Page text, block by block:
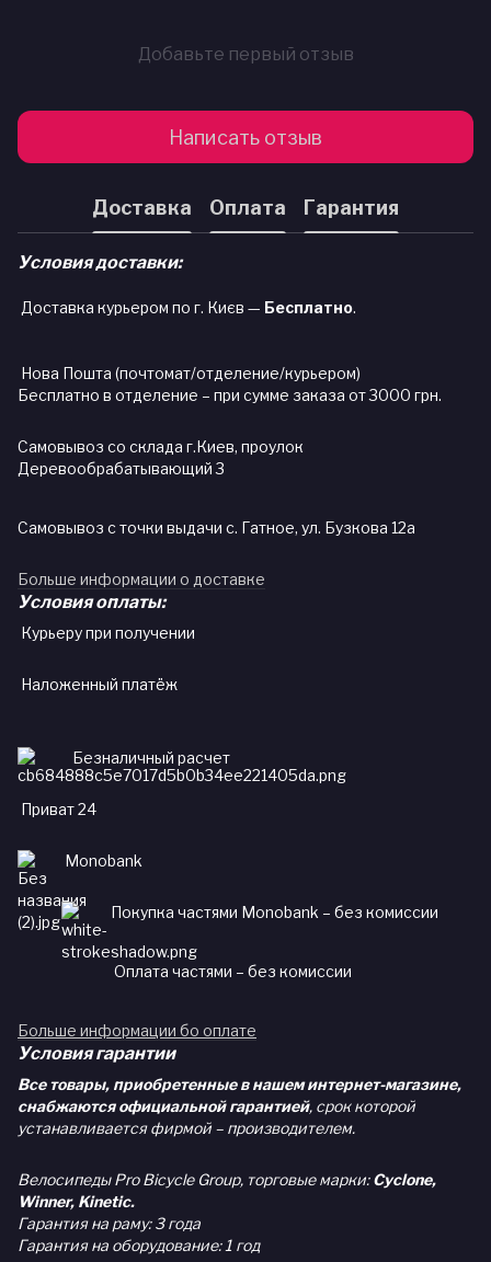
Добавьте первый отзыв
Написать отзыв
Доставка Оплата Гарантия
Условия доставки:
Доставка курьером по г. Києв — Бесплатно.
Нова Пошта (почтомат/отделение/курьером)
Бесплатно в отделение – при сумме заказа от 3000 грн.
Самовывоз со склада г.Киев, проулок
Деревообрабатывающий 3
Самовывоз с точки выдачи с. Гатное, ул. Бузкова 12а
Больше информации о доставке
Условия оплаты:
Курьеру при получении
Наложенный платёж
Безналичный расчет
Приват 24
Monobank
Покупка частями Monobank – без комиссии
Оплата частями – без комиссии
Больше информации бо оплате
Условия гарантии
Все товары, приобретенные в нашем интернет-магазине,
снабжаются официальной гарантией, срок которой
устанавливается фирмой – производителем.
Велосипеды Pro Bicycle Group, торговые марки:Cyclone,
Winner, Kinetic.
Гарантия на раму: 3 года
Гарантия на оборудование: 1 год